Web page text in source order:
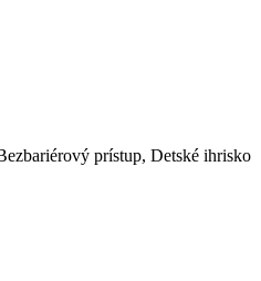
prístup, Detské ihrisko